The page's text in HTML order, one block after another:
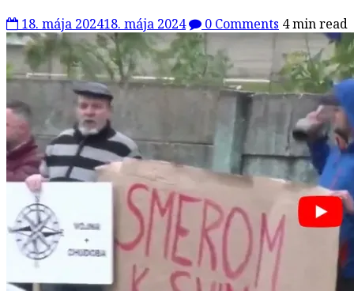
18. mája 202418. mája 2024 0 Comments 4 min read